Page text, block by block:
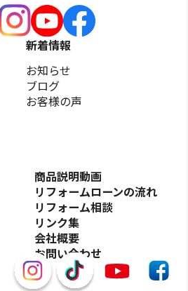
新着情報
お知らせ
ブログ
お客様の声
商品説明動画
リフォームローンの流れ
リフォーム相談
リンク集
会社概要
お問い合わせ